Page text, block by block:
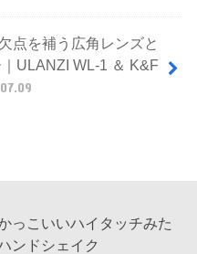
点を補う広角レンズと
ULANZI WL-1 ＆ K&F
っこいいハイタッチみた
ンドシェイク